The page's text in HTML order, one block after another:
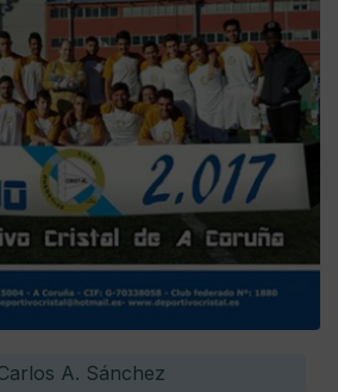
A. Sánchez